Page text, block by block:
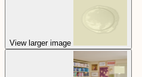
View larger image